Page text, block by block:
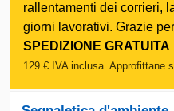
rallentamenti dei corrieri,
giorni lavorativi. Grazie
SPEDIZIONE GRATUITA
129 € IVA inclusa. Approfittane